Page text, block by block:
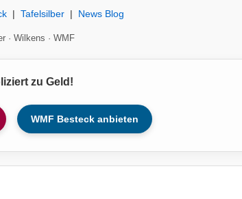
| Tafelsilber | News Blog
· Wilkens · WMF
zu Geld!
WMF Besteck anbieten